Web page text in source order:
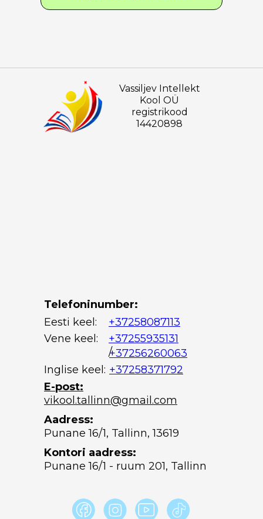
Vassiljev Intellekt
Kool OÜ
registrikood
14420898
Inglise keel: +37258371792
Vene keel:
+37255935131
/+37256260063
Eesti keel: +37258087113
Telefoninumber:
Kontori aadress:
Punane 16/1 - ruum 201, Tallinn
Aadress:
Punane 16/1, Tallinn, 13619
E-post:
vikool.tallinn@gmail.com